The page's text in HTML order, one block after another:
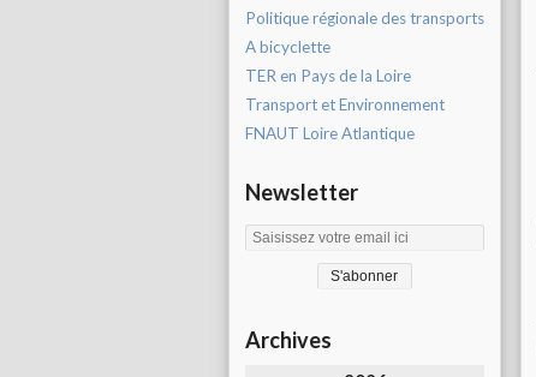
Politique régionale des transports
A bicyclette
TER en Pays de la Loire
Transport et Environnement
FNAUT Loire Atlantique
Newsletter
Archives